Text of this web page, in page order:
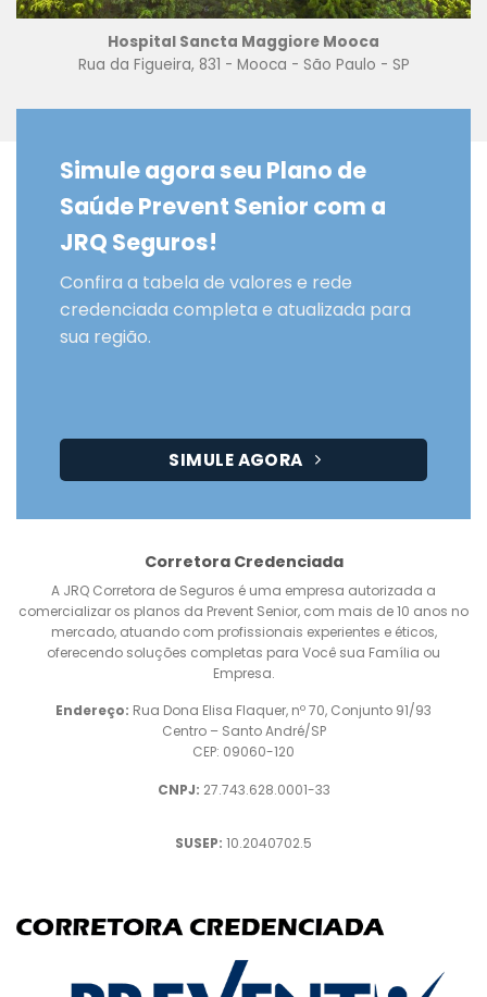
Hospital Sancta Maggiore Mooca
Rua da Figueira, 831 - Mooca - São Paulo - SP
Simule agora seu Plano de
Saúde Prevent Senior com a
JRQ Seguros!
Confira a tabela de valores e rede
credenciada completa e atualizada para
sua região.
SIMULE AGORA
Corretora Credenciada
A JRQ Corretora de Seguros é uma empresa autorizada a
comercializar os planos da Prevent Senior, com mais de 10 anos no
mercado, atuando com profissionais experientes e éticos,
oferecendo soluções completas para Você sua Família ou
Empresa.
Endereço: Rua Dona Elisa Flaquer, nº 70, Conjunto 91/93
Centro – Santo André/SP
CEP: 09060-120
CNPJ: 27.743.628.0001-33
SUSEP: 10.2040702.5